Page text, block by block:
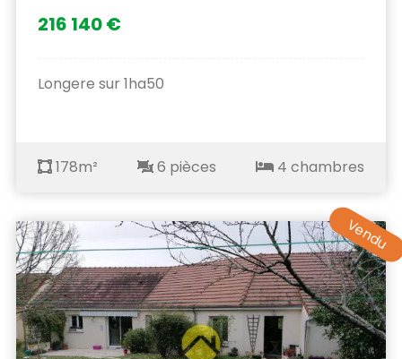
216 140 €
Longere sur 1ha50
178m² 6 pièces 4 chambres
Vendu